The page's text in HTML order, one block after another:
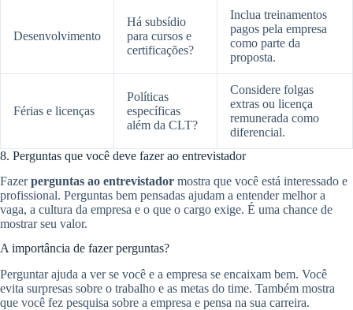
Desenvolvimento
Há subsídio
para cursos e
certificações?
Inclua treinamentos
pagos pela empresa
como parte da
proposta.
Férias e licenças
Políticas
específicas
além da CLT?
Considere folgas
extras ou licença
remunerada como
diferencial.
8. Perguntas que você deve fazer ao entrevistador
Fazerperguntas ao entrevistador mostra que você está interessado e
profissional. Perguntas bem pensadas ajudam a entender melhor a
vaga, a cultura da empresa e o que o cargo exige. É uma chance de
mostrar seu valor.
A importância de fazer perguntas?
Perguntar ajuda a ver se você e a empresa se encaixam bem. Você
evita surpresas sobre o trabalho e as metas do time. Também mostra
que você fez pesquisa sobre a empresa e pensa na sua carreira.